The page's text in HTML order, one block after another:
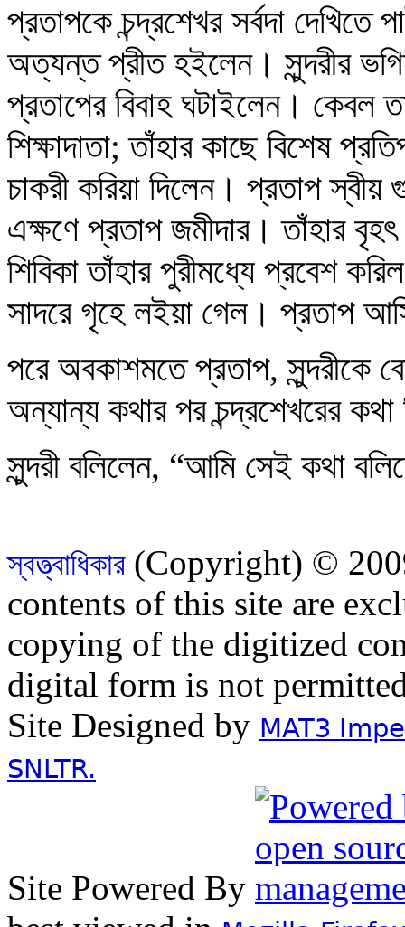
প্রতাপকে চন্দ্রশেখর সর্বদা দেখিতে
অত্যন্ত প্রীত হইলেন। সুন্দরীর
প্রতাপের বিবাহ ঘটাইলেন। কেবল
শিক্ষাদাতা; তাঁহার কাছে বিশেষ
চাকরী করিয়া দিলেন। প্রতাপ
এক্ষণে প্রতাপ জমীদার। তাঁহার
শিবিকা তাঁহার পুরীমধ্যে প্রবেশ
সাদরে গৃহে লইয়া গেল। প্রতাপ
পরে অবকাশমতে প্রতাপ, সুন্দরীকে
অন্যান্য কথার পর চন্দ্রশেখরের কথা
সুন্দরী বলিলেন, “আমি সেই কথা
স্বত্ত্বাধিকার(Copyright) ©
contents of this site are
copying of the digitized
digital form is not
Site Designed by MAT3
SNLTR.
Site Powered By